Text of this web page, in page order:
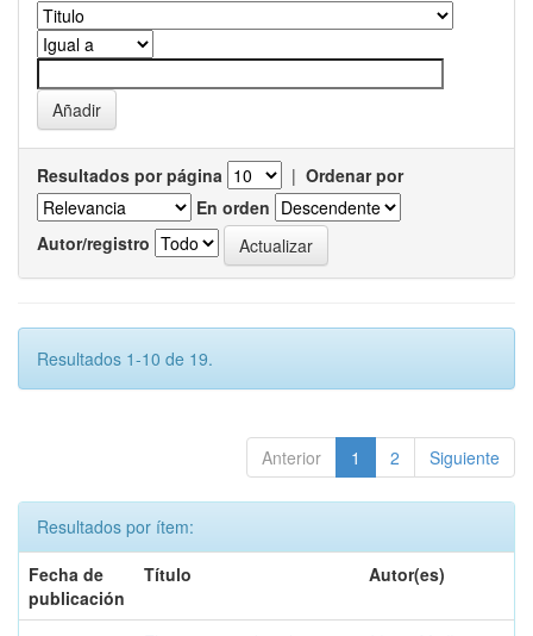
Resultados por página | Ordenar por
En orden
Autor/registro
Resultados 1-10 de 19.
Anterior 1 2 Siguiente
Resultados por ítem:
Fecha de
publicación
Título Autor(es)